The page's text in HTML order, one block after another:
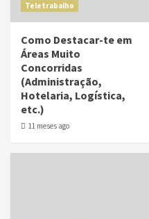
Teletrabalho
Como Destacar-te em
Áreas Muito
Concorridas
(Administração,
Hotelaria, Logística,
etc.)
11 meses ago